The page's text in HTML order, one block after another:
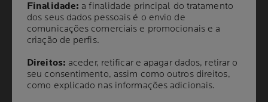
CAPACIDADE
RECOMENDADO
POR DERMATOLOGISTAS
Finalidade: a finalidade principal do tratamento
dos seus dados pessoais é o envio de
comunicações comerciais e promocionais e a
criação de perfis.
Direitos: aceder, retificar e apagar dados, retirar o
seu consentimento, assim como outros direitos,
como explicado nas informações adicionais.
Finalidade: a finalidade principal do tratamento
dos seus dados pessoais é o envio de
comunicações comerciais e promocionais e a
criação de perfis.
Direitos: aceder, retificar e apagar dados, retirar o
seu consentimento, assim como outros direitos,
como explicado nas informações adicionais.